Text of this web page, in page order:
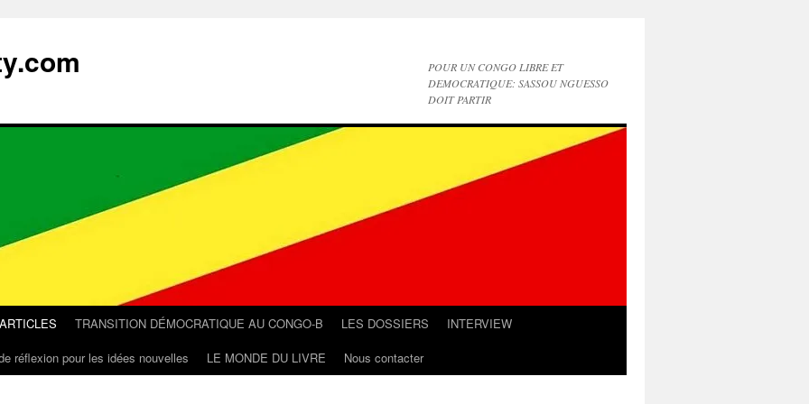
POUR UN CONGO LIBRE ET
DEMOCRATIQUE: SASSOU NGUESSO
DOIT PARTIR
TRANSITION DÉMOCRATIQUE AU CONGO-B LES DOSSIERS
INTERVIEW
réflexion pour les idées nouvelles LE MONDE DU LIVRE Nous contacter